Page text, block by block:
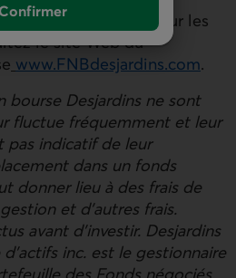
additionnelle sur les
le site Web du
www.FNBdesjardins.com.
bourse Desjardins ne sont
fluctue fréquemment et leur
pas indicatif de leur
dans un fonds
donner lieu à des frais de
et d’autres frais.
avant d’investir. Desjardins
inc. est le gestionnaire